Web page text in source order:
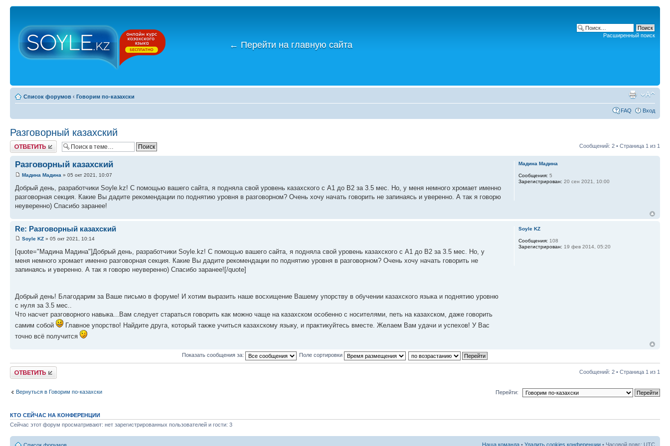
← Перейти на главную сайта
Расширенный поиск
Список форумов ‹ Говорим по-казахски
FAQ Вход
Разговорный казахский
Ответить Сообщений: 2 • Страница 1 из 1
Разговорный казахский
Мадина Мадина » 05 окт 2021, 10:07
Добрый день, разработчики Soyle.kz! С помощью вашего сайта, я подняла свой уровень казахского с А1 до В2 за 3.5 мес. Но, у меня немного хромает именно
разговорная секция. Какие Вы дадите рекомендации по поднятию уровня в разговорном? Очень хочу начать говорить не запинаясь и уверенно. А так я говорю
неуверенно) Спасибо заранее!
Мадина Мадина
Сообщения: 5
Зарегистрирован: 20 сен 2021, 10:00
Re: Разговорный казахский
Soyle KZ » 05 окт 2021, 10:14
[quote="Мадина Мадина"]Добрый день, разработчики Soyle.kz! С помощью вашего сайта, я подняла свой уровень казахского с А1 до В2 за 3.5 мес. Но, у
меня немного хромает именно разговорная секция. Какие Вы дадите рекомендации по поднятию уровня в разговорном? Очень хочу начать говорить не
запинаясь и уверенно. А так я говорю неуверенно) Спасибо заранее![/quote]
Добрый день! Благодарим за Ваше письмо в форуме! И хотим выразить наше восхищение Вашему упорству в обучении казахского языка и поднятию уровню
с нуля за 3.5 мес..
Что насчет разговорного навыка...Вам следует стараться говорить как можно чаще на казахском особенно с носителями, петь на казахском, даже говорить
самим собой
Главное упорство! Найдите друга, который также учиться казахскому языку, и практикуйтесь вместе. Желаем Вам удачи и успехов! У Вас
точно всё получится
Soyle KZ
Сообщения: 108
Зарегистрирован: 19 фев 2014, 05:20
Показать сообщения за: Поле сортировки
Ответить Сообщений: 2 • Страница 1 из 1
Вернуться в Говорим по-казахски Перейти:
КТО СЕЙЧАС НА КОНФЕРЕНЦИИ
Сейчас этот форум просматривают: нет зарегистрированных пользователей и гости: 3
Наша команда • Удалить cookies конференции • Часовой пояс: UTC